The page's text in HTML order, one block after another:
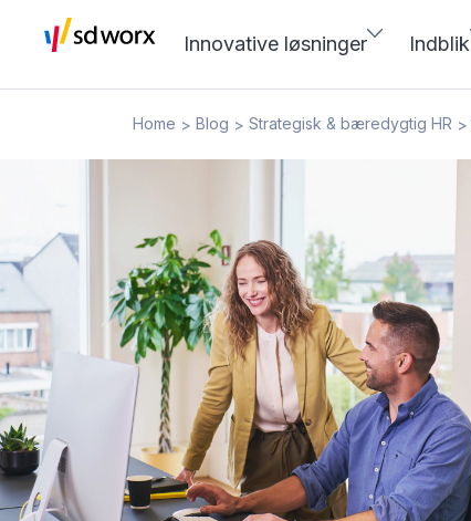
Innovative løsninger Indblik
Home > Blog > Strategisk & bæredygtig HR >